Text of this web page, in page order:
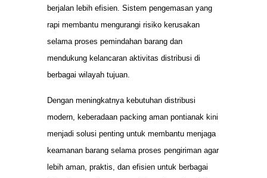
berjalan lebih efisien. Sistem pengemasan yang
rapi membantu mengurangi risiko kerusakan
selama proses pemindahan barang dan
mendukung kelancaran aktivitas distribusi di
berbagai wilayah tujuan.
Dengan meningkatnya kebutuhan distribusi
modern, keberadaan packing aman pontianak kini
menjadi solusi penting untuk membantu menjaga
keamanan barang selama proses pengiriman agar
lebih aman, praktis, dan efisien untuk berbagai